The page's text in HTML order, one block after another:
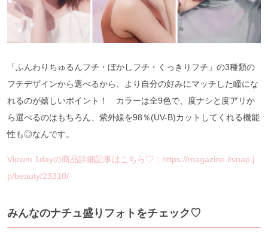
「ふんわりちゅるんフチ・ぼかしフチ・くっきりフチ」の3種類の
フチデザインから選べるから、より自分の好みにマッチした瞳にな
れるのが嬉しいポイント！ カラーは全9色で、度ナシと度アリか
ら選べるのはもちろん、紫外線を98％(UV-B)カットしてくれる機能
性も◎なんです。
Viewm 1dayの商品詳細記事はこちら♡：https://magazine.itsnap.j
p/beauty/23310/
みんなのナチュ盛りフォトをチェック♡